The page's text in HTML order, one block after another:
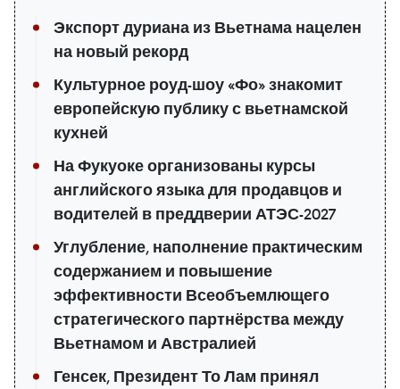
Экспорт дуриана из Вьетнама нацелен
на новый рекорд
Культурное роуд-шоу «Фо» знакомит
европейскую публику с вьетнамской
кухней
На Фукуоке организованы курсы
английского языка для продавцов и
водителей в преддверии АТЭС-2027
Углубление, наполнение практическим
содержанием и повышение
эффективности Всеобъемлющего
стратегического партнёрства между
Вьетнамом и Австралией
Генсек, Президент То Лам принял